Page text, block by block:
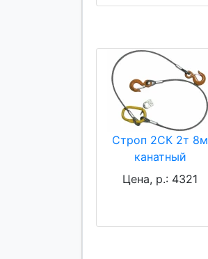
Строп 2СК 2т 8м
канатный
Цена, р.: 4321